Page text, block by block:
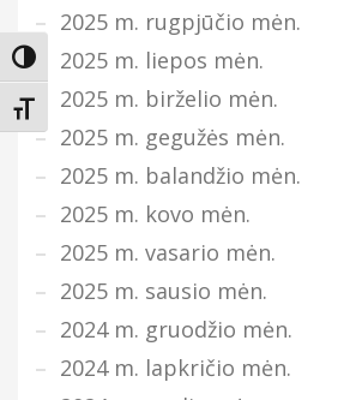
Įjungti didesnį kontrastą
Keisti teksto dydį
2025 m. rugpjūčio mėn.
2025 m. liepos mėn.
2025 m. birželio mėn.
2025 m. gegužės mėn.
2025 m. balandžio mėn.
2025 m. kovo mėn.
2025 m. vasario mėn.
2025 m. sausio mėn.
2024 m. gruodžio mėn.
2024 m. lapkričio mėn.